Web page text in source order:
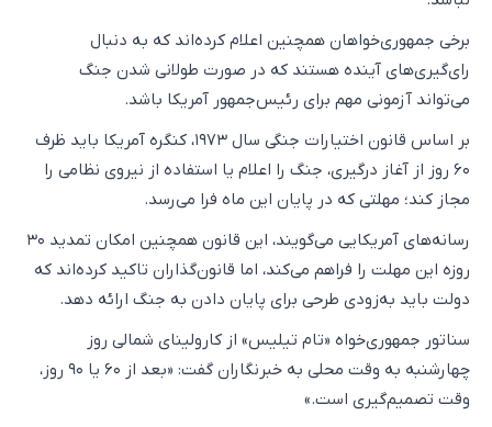
برخی جمهوری‌خواهان همچنین اعلام کرده‌اند که به دنبال
رای‌گیری‌های آینده هستند که در صورت طولانی شدن جنگ
می‌تواند آزمونی مهم برای رئیس‌جمهور آمریکا باشد.
بر اساس قانون اختیارات جنگی سال ۱۹۷۳، کنگره آمریکا باید ظرف
۶۰ روز از آغاز درگیری، جنگ را اعلام یا استفاده از نیروی نظامی را
مجاز کند؛ مهلتی که در پایان این ماه فرا می‌رسد.
رسانه‌های آمریکایی می‌گویند، این قانون همچنین امکان تمدید ۳۰
روزه این مهلت را فراهم می‌کند، اما قانون‌گذاران تاکید کرده‌اند که
دولت باید به‌زودی طرحی برای پایان دادن به جنگ ارائه دهد.
سناتور جمهوری‌خواه «تام تیلیس» از کارولینای شمالی روز
چهارشنبه به وقت محلی به خبرنگاران گفت: «بعد از ۶۰ یا ۹۰ روز،
وقت تصمیم‌گیری است.»